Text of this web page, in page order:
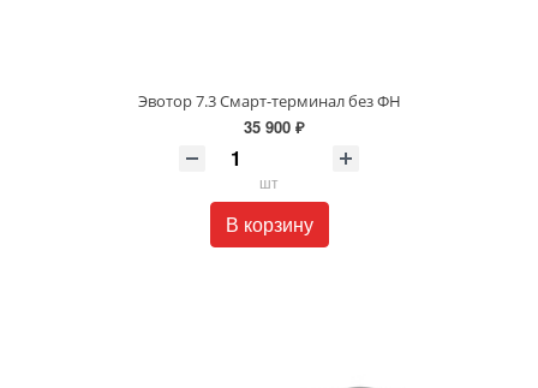
Эвотор 7.3 Смарт-терминал без ФН
35 900 ₽
шт
В корзину